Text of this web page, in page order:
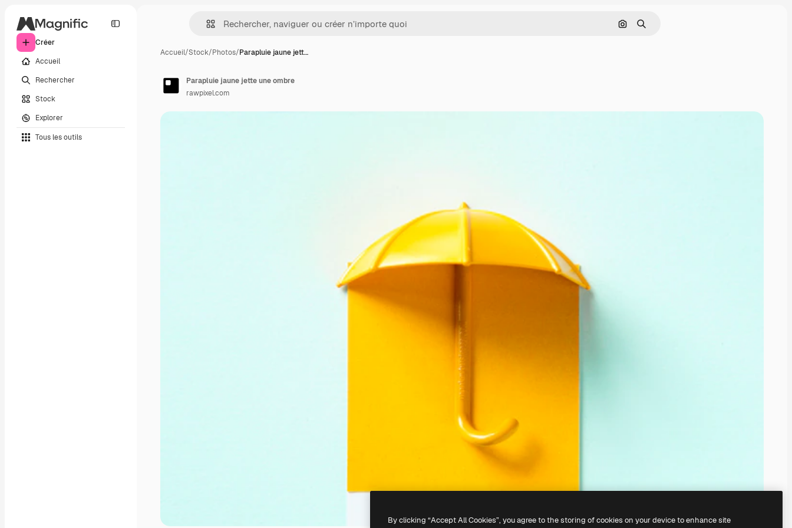
Créer
Accueil
Rechercher
Stock
Explorer
Tous les outils
Rechercher par image
Rechercher
Accueil/Stock/Photos/Parapluie jaune jett…
Parapluie jaune jette une ombre
rawpixel.com
By clicking “Accept All Cookies”, you agree to the storing of cookies on your device to enhance site